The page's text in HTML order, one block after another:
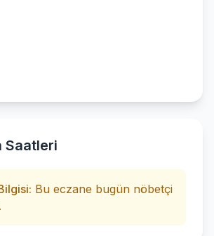
Saatleri
Bu eczane bugün nöbetçi